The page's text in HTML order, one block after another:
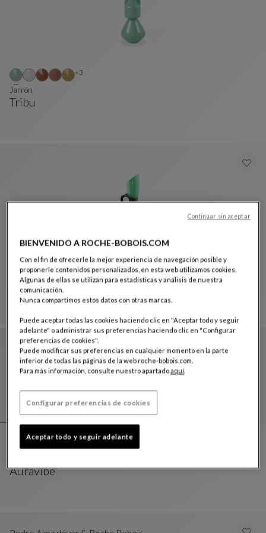
Tribu
Jarrón
+3Otros colores : 3 colores disponibles
Moebius
Jarrón
Ver Descripción Completa
Jarrón
Auravibe
BIENVENIDO A ROCHE-BOBOIS.COM
Con el fin de ofrecerle la mejor experiencia de navegación posible y
proponerle contenidos personalizados, en esta web utilizamos cookies.
Algunas de ellas se utilizan para estadísticas y análisis de nuestra
comunicación.
Nunca compartimos estos datos con otras marcas.
Puede aceptar todas las cookies haciendo clic en "Aceptar todo y seguir
adelante" o administrar sus preferencias haciendo clic en "Configurar
preferencias de cookies".
Puede modificar sus preferencias en cualquier momento en la parte
inferior de todas las páginas de la web roche-bobois.com.
Para más información, consulte nuestro apartadoaquí
Configurar preferencias de cookies
Aceptar todo y seguir adelante
Continuar sin aceptar